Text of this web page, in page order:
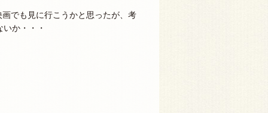
でも見に行こうかと思ったが、考
か・・・